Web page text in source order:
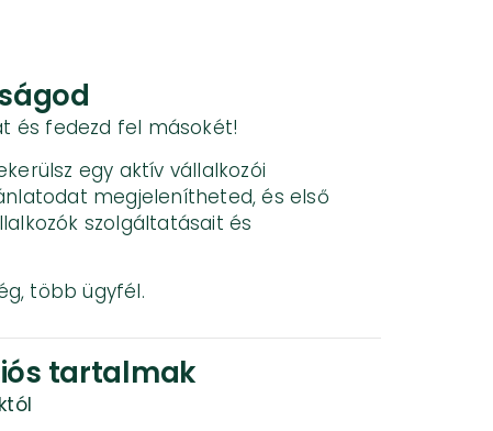
és fedezd fel másokét!
egy aktív vállalkozói
megjelenítheted, és első
szolgáltatásait és
több ügyfél.
tartalmak